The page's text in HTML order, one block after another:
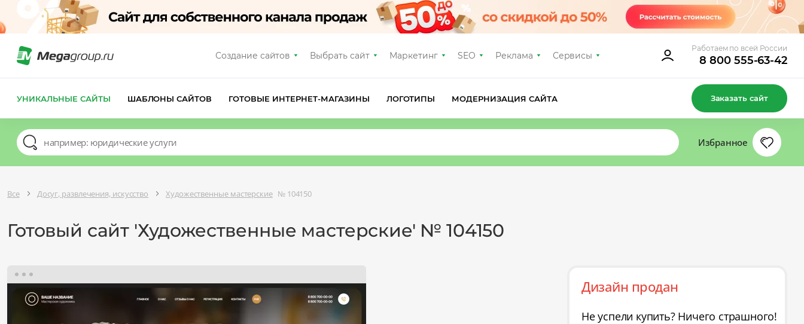
Создание сайтов Выбрать сайт Маркетинг SEO Реклама Сервисы
Работаем по всей России
8 800 555-63-42
УНИКАЛЬНЫЕ САЙТЫ ШАБЛОНЫ САЙТОВ ГОТОВЫЕ ИНТЕРНЕТ-МАГАЗИНЫ ЛОГОТИПЫ МОДЕРНИЗАЦИЯ САЙТА Заказать сайт
Избранное
Все Досуг, развлечения, искусство Художественные мастерские № 104150
Готовый сайт 'Художественные мастерские' № 104150
Дизайн продан
Не успели купить? Ничего страшного!